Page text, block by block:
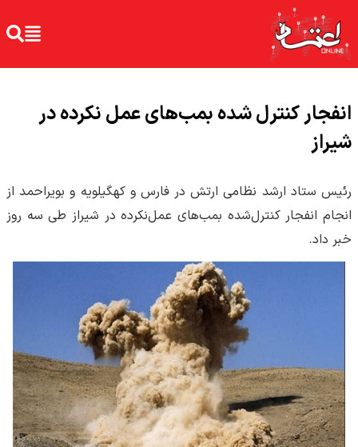
انفجار کنترل شده بمب‌های عمل نکرده در
شیراز
رئیس ستاد ارشد نظامی ارتش در فارس و کهگیلویه و بویراحمد از
انجام انفجار کنترل‌شده بمب‌های عمل‌نکرده در شیراز طی سه روز
خبر داد.